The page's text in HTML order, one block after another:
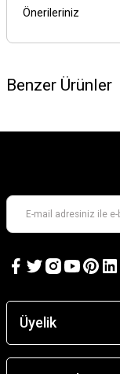
Önerileriniz
Benzer Ürünler
Üyelik